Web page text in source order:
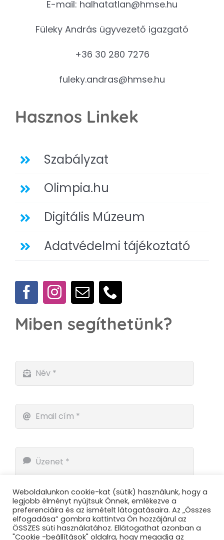
E-mail: halhatatlan@hmse.hu
Füleky András ügyvezető igazgató
+36 30 280 7276
fuleky.andras@hmse.hu
Hasznos Linkek
Szabályzat
Olimpia.hu
Digitális Múzeum
Adatvédelmi tájékoztató
Miben segíthetünk?
Weboldalunkon cookie-kat (sütik) használunk, hogy a
legjobb élményt nyújtsuk Önnek, emlékezve a
preferenciáira és az ismételt látogatásaira. Az „Összes
elfogadása” gombra kattintva Ön hozzájárul az
ÖSSZES süti használatához. Ellátogathat azonban a
"Cookie -beállítások" oldalra, hogy megadja az